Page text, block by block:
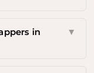
in
▼